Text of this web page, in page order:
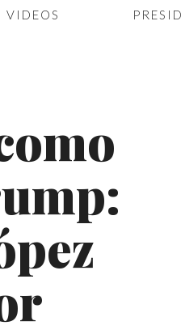
VIDEOS